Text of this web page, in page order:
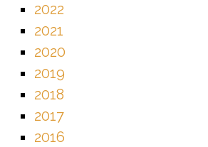
2022
2021
2020
2019
2018
2017
2016